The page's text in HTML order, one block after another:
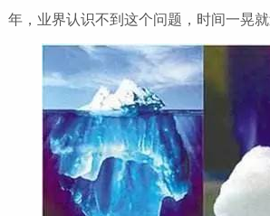
年，业界认识不到这个问题，时间一晃就